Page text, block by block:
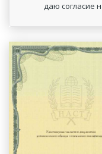
даю согласие